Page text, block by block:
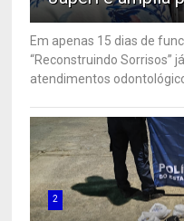
Em apenas 15 dias de
“Reconstruindo Sorrisos”
atendimentos
2